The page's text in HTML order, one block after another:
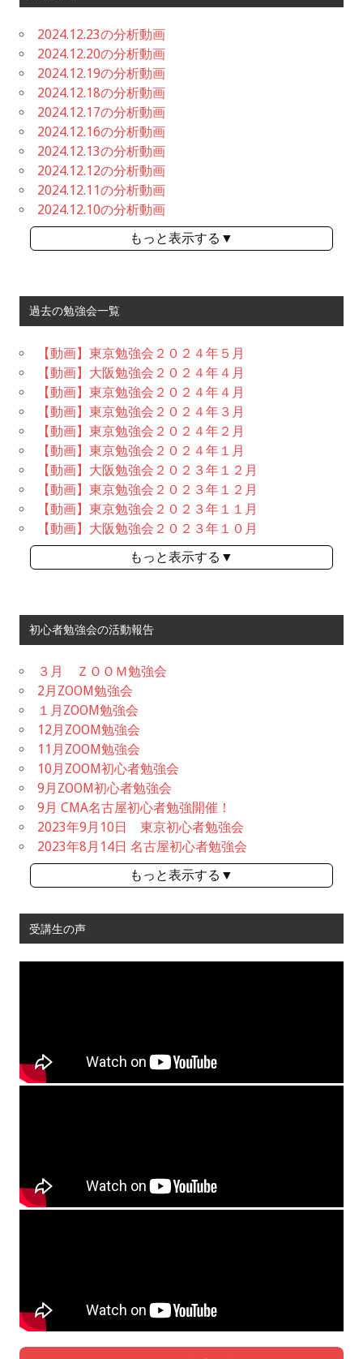
2024.12.23の分析動画
2024.12.20の分析動画
2024.12.19の分析動画
2024.12.18の分析動画
2024.12.17の分析動画
2024.12.16の分析動画
2024.12.13の分析動画
2024.12.12の分析動画
2024.12.11の分析動画
2024.12.10の分析動画
もっと表示する▼
過去の勉強会一覧
【動画】東京勉強会２０２４年５月
【動画】大阪勉強会２０２４年４月
【動画】東京勉強会２０２４年４月
【動画】東京勉強会２０２４年３月
【動画】東京勉強会２０２４年２月
【動画】東京勉強会２０２４年１月
【動画】大阪勉強会２０２３年１２月
【動画】東京勉強会２０２３年１２月
【動画】東京勉強会２０２３年１１月
【動画】大阪勉強会２０２３年１０月
もっと表示する▼
初心者勉強会の活動報告
３月 ＺＯＯＭ勉強会
2月ZOOM勉強会
１月ZOOM勉強会
12月ZOOM勉強会
11月ZOOM勉強会
10月ZOOM初心者勉強会
9月ZOOM初心者勉強会
9月 CMA名古屋初心者勉強開催！
2023年9月10日 東京初心者勉強会
2023年8月14日 名古屋初心者勉強会
もっと表示する▼
受講生の声